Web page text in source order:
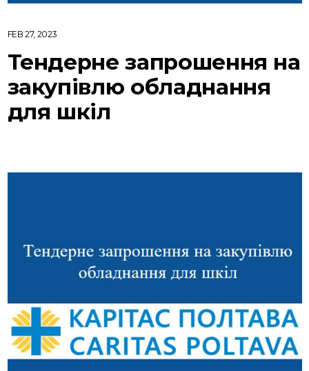
FEB 27, 2023
Тендерне запрошення на
закупівлю обладнання
для шкіл